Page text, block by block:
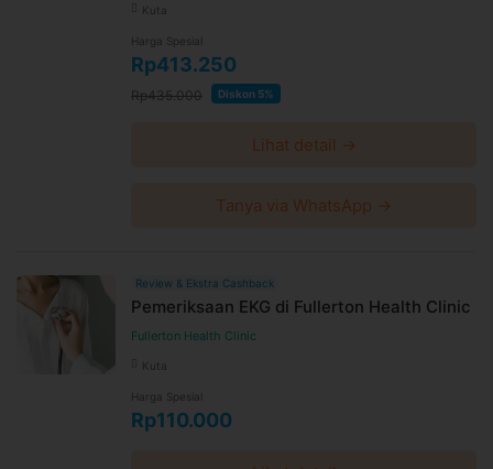
Kuta
Harga Spesial
Rp413.250
Rp435.000 Diskon 5%
Lihat detail →
Tanya via WhatsApp →
Review & Ekstra Cashback
Pemeriksaan EKG di Fullerton Health Clinic
Fullerton Health Clinic
Kuta
Harga Spesial
Rp110.000